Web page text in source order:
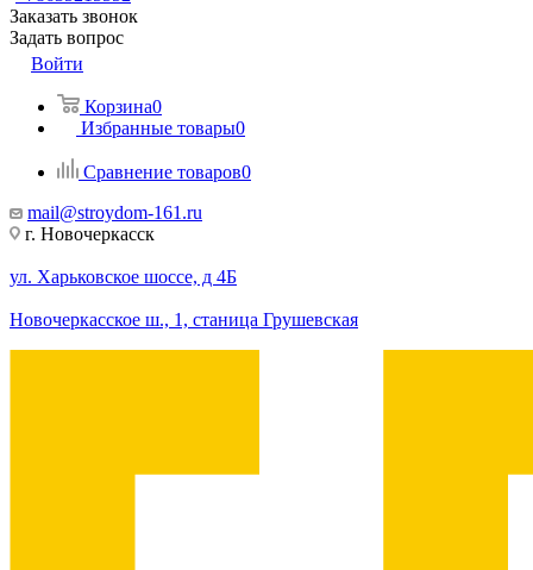
Заказать звонок
Задать вопрос
Войти
Корзина0
Избранные товары0
Сравнение товаров0
mail@stroydom-161.ru
г. Новочеркасск
ул. Харьковское шоссе, д 4Б
Новочеркасское ш., 1, станица Грушевская